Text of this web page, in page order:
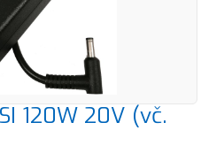
120W 20V (vč.